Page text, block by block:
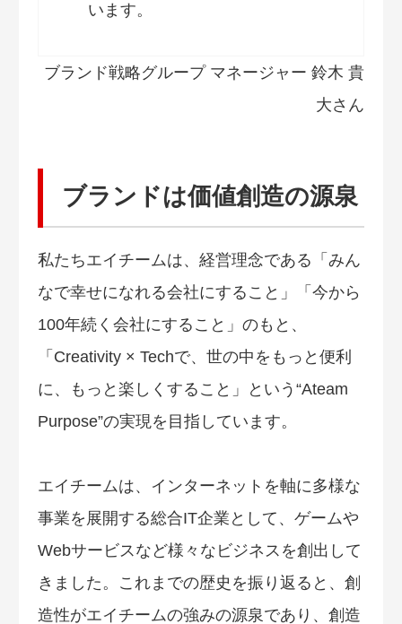
います。
ブランド戦略グループ マネージャー 鈴木 貴
大さん
ブランドは価値創造の源泉
私たちエイチームは、経営理念である「みん
なで幸せになれる会社にすること」「今から
100年続く会社にすること」のもと、
「Creativity × Techで、世の中をもっと便利
に、もっと楽しくすること」という“Ateam
Purpose”の実現を目指しています。
エイチームは、インターネットを軸に多様な
事業を展開する総合IT企業として、ゲームや
Webサービスなど様々なビジネスを創出して
きました。これまでの歴史を振り返ると、創
造性がエイチームの強みの源泉であり、創造